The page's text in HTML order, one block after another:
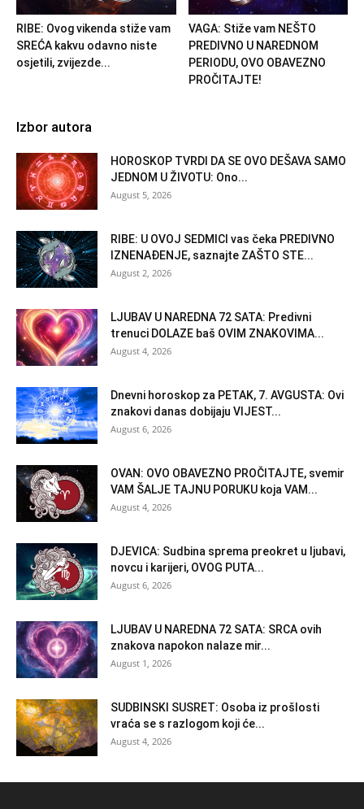
RIBE: Ovog vikenda stiže vam
SREĆA kakvu odavno niste
osjetili, zvijezde...
VAGA: Stiže vam NEŠTO
PREDIVNO U NAREDNOM
PERIODU, OVO OBAVEZNO
PROČITAJTE!
Izbor autora
HOROSKOP TVRDI DA SE OVO DEŠAVA SAMO
JEDNOM U ŽIVOTU: Ono...
August 5, 2026
RIBE: U OVOJ SEDMICI vas čeka PREDIVNO
IZNENAĐENJE, saznajte ZAŠTO STE...
August 2, 2026
LJUBAV U NAREDNA 72 SATA: Predivni
trenuci DOLAZE baš OVIM ZNAKOVIMA...
August 4, 2026
Dnevni horoskop za PETAK, 7. AVGUSTA: Ovi
znakovi danas dobijaju VIJEST...
August 6, 2026
OVAN: OVO OBAVEZNO PROČITAJTE, svemir
VAM ŠALJE TAJNU PORUKU koja VAM...
August 4, 2026
DJEVICA: Sudbina sprema preokret u ljubavi,
novcu i karijeri, OVOG PUTA...
August 6, 2026
LJUBAV U NAREDNA 72 SATA: SRCA ovih
znakova napokon nalaze mir...
August 1, 2026
SUDBINSKI SUSRET: Osoba iz prošlosti
vraća se s razlogom koji će...
August 4, 2026